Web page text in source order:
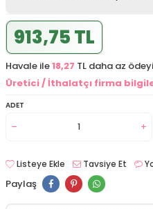
913,75 TL
Havale ile18,27 TL daha az
Üretici / İthalatçı firma
ADET
Listeye Ekle Tavsiye Et
Paylaş